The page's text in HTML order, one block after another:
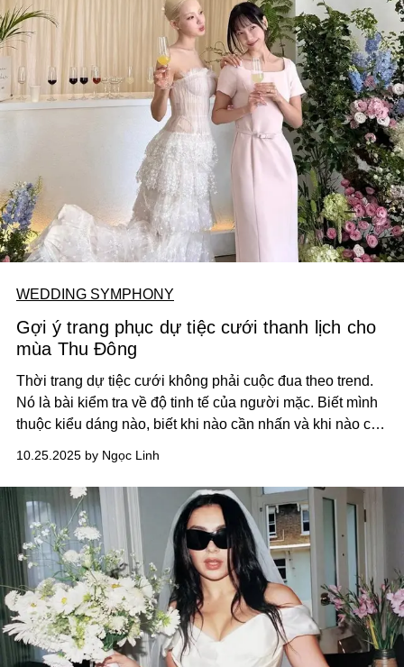
WEDDING SYMPHONY
Gợi ý trang phục dự tiệc cưới thanh lịch cho
mùa Thu Đông
Thời trang dự tiệc cưới không phải cuộc đua theo trend.
Nó là bài kiểm tra về độ tinh tế của người mặc. Biết mình
thuộc kiểu dáng nào, biết khi nào cần nhấn và khi nào cần
10.25.2025 by Ngọc Linh